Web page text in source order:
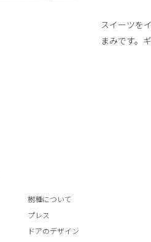
スイーツを
まみです。
樹種について
プレス
ドアのデザイン